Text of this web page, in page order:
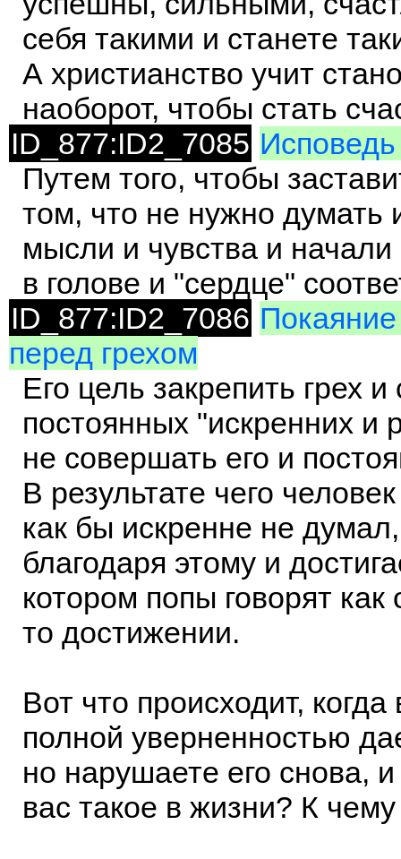
себя такими и станете
А христианство учит
наоборот, чтобы стать
ID_877:ID2_7085 Исповедь
Путем того, чтобы
том, что не нужно думать
мысли и чувства и
в голове и "сердце"
ID_877:ID2_7086
перед грехом
Его цель закрепить грех
постоянных "искренних
не совершать его и
В результате чего
как бы искренне не
благодаря этому и
котором попы говорят
то достижении.
Вот что происходит,
полной уверненностью
но нарушаете его снова,
вас такое в жизни? К